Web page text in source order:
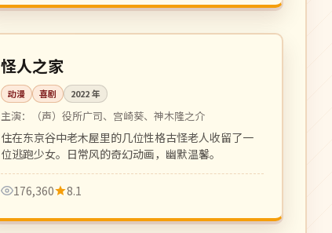
日本
高分 110 分钟
怪人之家
动漫 喜剧 2022年
主演： （声）役所广司、宫崎葵、神木隆之介
住在东京谷中老木屋里的几位性格古怪老人收留了一
位逃跑少女。日常风的奇幻动画，幽默温馨。
176,360 8.1